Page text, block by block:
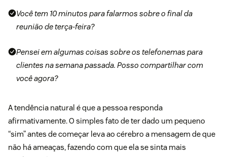
Você tem 10 minutos para falarmos sobre o final da
reunião de terça-feira?
Pensei em algumas coisas sobre os telefonemas para
clientes na semana passada. Posso compartilhar com
você agora?
A tendência natural é que a pessoa responda
afirmativamente. O simples fato de ter dado um pequeno
“sim” antes de começar leva ao cérebro a mensagem de que
não há ameaças, fazendo com que ela se sinta mais